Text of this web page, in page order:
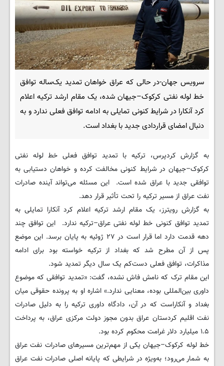
سرویس جهان-در حالی که عراق خواهان تمدید یک‌ساله توافق
خط لوله نفتی کرکوک–جیهان شده، یک مقام ارشد ترکیه اعلام
کرد آنکارا در شرایط کنونی تمایلی به ادامه توافق فعلی ندارد و به
دنبال امضای قراردادی جدید با بغداد است.
به گزارش کردپرس، ترکیه با تمدید توافق فعلی خط لوله نفتی
کرکوک–جیهان در شرایط کنونی مخالفت کرده و خواهان دستیابی به
توافقی جدید با عراق شده است. این مسئله می‌تواند آینده صادرات
نفت عراق از مسیر ترکیه را تحت تأثیر قرار دهد.
به گزارش رویترز، یک مقام ارشد ترکیه اعلام کرد آنکارا تمایلی به
تمدید توافق کنونی خط لوله نفتی عراق–ترکیه ندارد. این توافق چند
دهه‌ قدمت دارد اما قرار است در ۲۷ ژوئیه به پایان برسد. این موضع
پس از آن مطرح شد که بغداد از ترکیه خواسته بود برای ادامه
مذاکرات، توافق فعلی دست‌کم یک سال دیگر تمدید شود.
این مقام ترک که نامش فاش نشده، گفت: «تمدید توافقی که موضوع
داوری بین‌المللی بوده، معنایی ندارد.» اشاره او به پرونده حقوقی میان
بغداد و آنکاراست که در آن، دادگاه داوری ترکیه را به دلیل صادرات
نفت اقلیم کردستان عراق بدون مجوز دولت مرکزی عراق، به پرداخت
۱.۵ میلیارد دلار غرامت محکوم کرده بود.
خط لوله کرکوک–جیهان یکی از مهم‌ترین مسیرهای صادرات نفت عراق
به شمار می‌رود؛ به‌ویژه در شرایطی که پایانه اصلی صادرات نفت عراق